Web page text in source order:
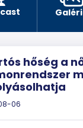
hőség a
06